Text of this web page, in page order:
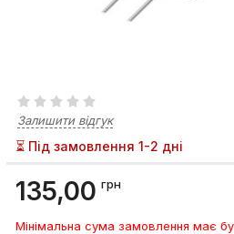
Залишити відгук
⏳ Під замовлення 1-2 дні
135,00 грн
Мінімальна сума замовлення має